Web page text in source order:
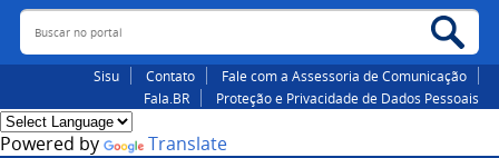
Buscar no portal
Sisu Contato
Fale com a Assessoria de Comunicação
Fala.BR
Proteção e Privacidade de Dados Pessoais
Powered by Translate